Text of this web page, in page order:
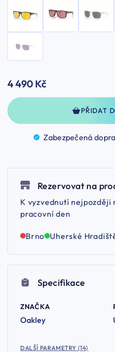
4 490 Kč
PŘIDAT
Zabezpečená
Rezervovat na
K vyzvednutí nejpozději
pracovní den
Brno Uherské
Specifikace
ZNAČKA
Oakley
DALŠÍ PARAMETRY (14)